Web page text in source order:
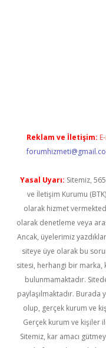
Reklam ve İletişim:
Yasal Uyarı: Sitemiz,
ve İletişim Kurumu
olarak hizmet
olarak denetleme veya
Ancak, üyelerimiz
siteye üye olarak bu
sitesi, herhangi bir marka,
bulunmamaktadır.
paylaşılmaktadır. Burada
olup, gerçek kurum ve
Gerçek kurum ve kişiler
Sitemiz, kar amacı